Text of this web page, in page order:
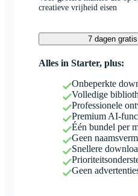
creatieve vrijheid eisen
7 dagen
Alles in Starter, plus:
Onbeperkte
Volledige
Professionele
Premium AI-
Één bundel per
Geen
Snellere
Geen